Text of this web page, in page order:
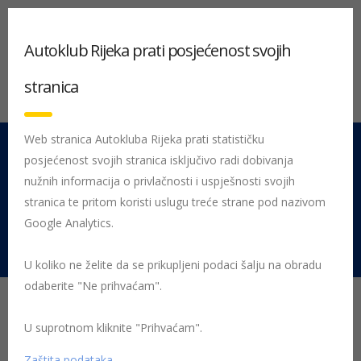
051 212 442 Centrala
Pon - Pet 08:00 - 16:00
Rujevica 9/1, 51000 Rijeka
Pomoć na cesti: što učiniti
kada dođe do kvara
Autoklub Rijeka prati posjećenost svojih
stranica
Web stranica Autokluba Rijeka prati statističku
posjećenost svojih stranica isključivo radi dobivanja
nužnih informacija o privlačnosti i uspješnosti svojih
stranica te pritom koristi uslugu treće strane pod nazivom
Google Analytics.
U koliko ne želite da se prikupljeni podaci šalju na obradu
odaberite "Ne prihvaćam".
U suprotnom kliknite "Prihvaćam".